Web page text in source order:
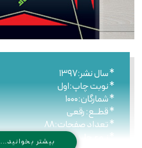
* سال نشر:۱۳۹۷
* نوبت چاپ:اول
* شمارگان:۱۰۰۰
* قطــع: رقعی
* تعداد صفحات:۸۸
* نـوع جلـد: شومیزبیشتر بخوانید...